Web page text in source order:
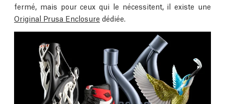
fermé, mais pour ceux qui le nécessitent, il existe une
Original Prusa Enclosure dédiée.